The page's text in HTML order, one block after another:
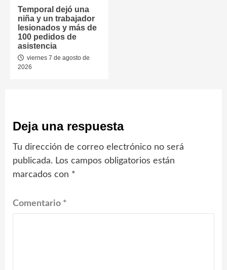
Temporal dejó una
niña y un trabajador
lesionados y más de
100 pedidos de
asistencia
viernes 7 de agosto de
2026
Deja una respuesta
Tu dirección de correo electrónico no será
publicada. Los campos obligatorios están
marcados con *
Comentario *